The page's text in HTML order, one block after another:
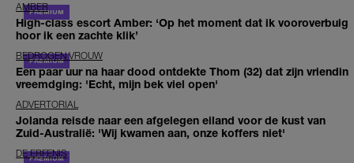
AMBER
High-class escort Amber: ‘Op het moment dat ik vooroverbuig
hoor ik een zachte klik’
BEDROGEN VROUW
Een paar uur na haar dood ontdekte Thom (32) dat zijn vriendin
vreemdging: 'Echt, mijn bek viel open'
ADVERTORIAL
Jolanda reisde naar een afgelegen eiland voor de kust van
Zuid-Australië: 'Wij kwamen aan, onze koffers niet'
DE ERFENIS